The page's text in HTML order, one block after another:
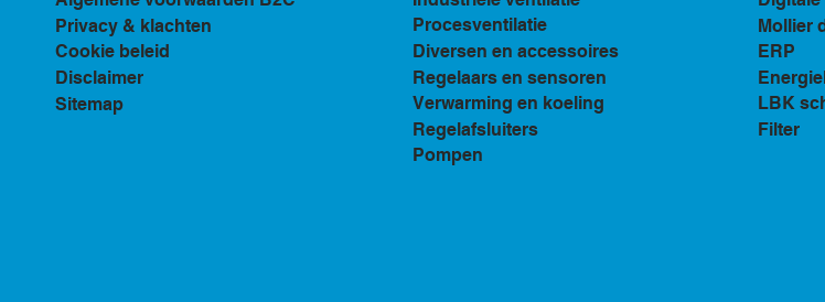
Privacy & klachten
Cookie beleid
Disclaimer
Sitemap
Procesventilatie
Diversen en accessoires
Regelaars en sensoren
Verwarming en koeling
Regelafsluiters
Pompen
Mollier
ERP
LBK
Filter